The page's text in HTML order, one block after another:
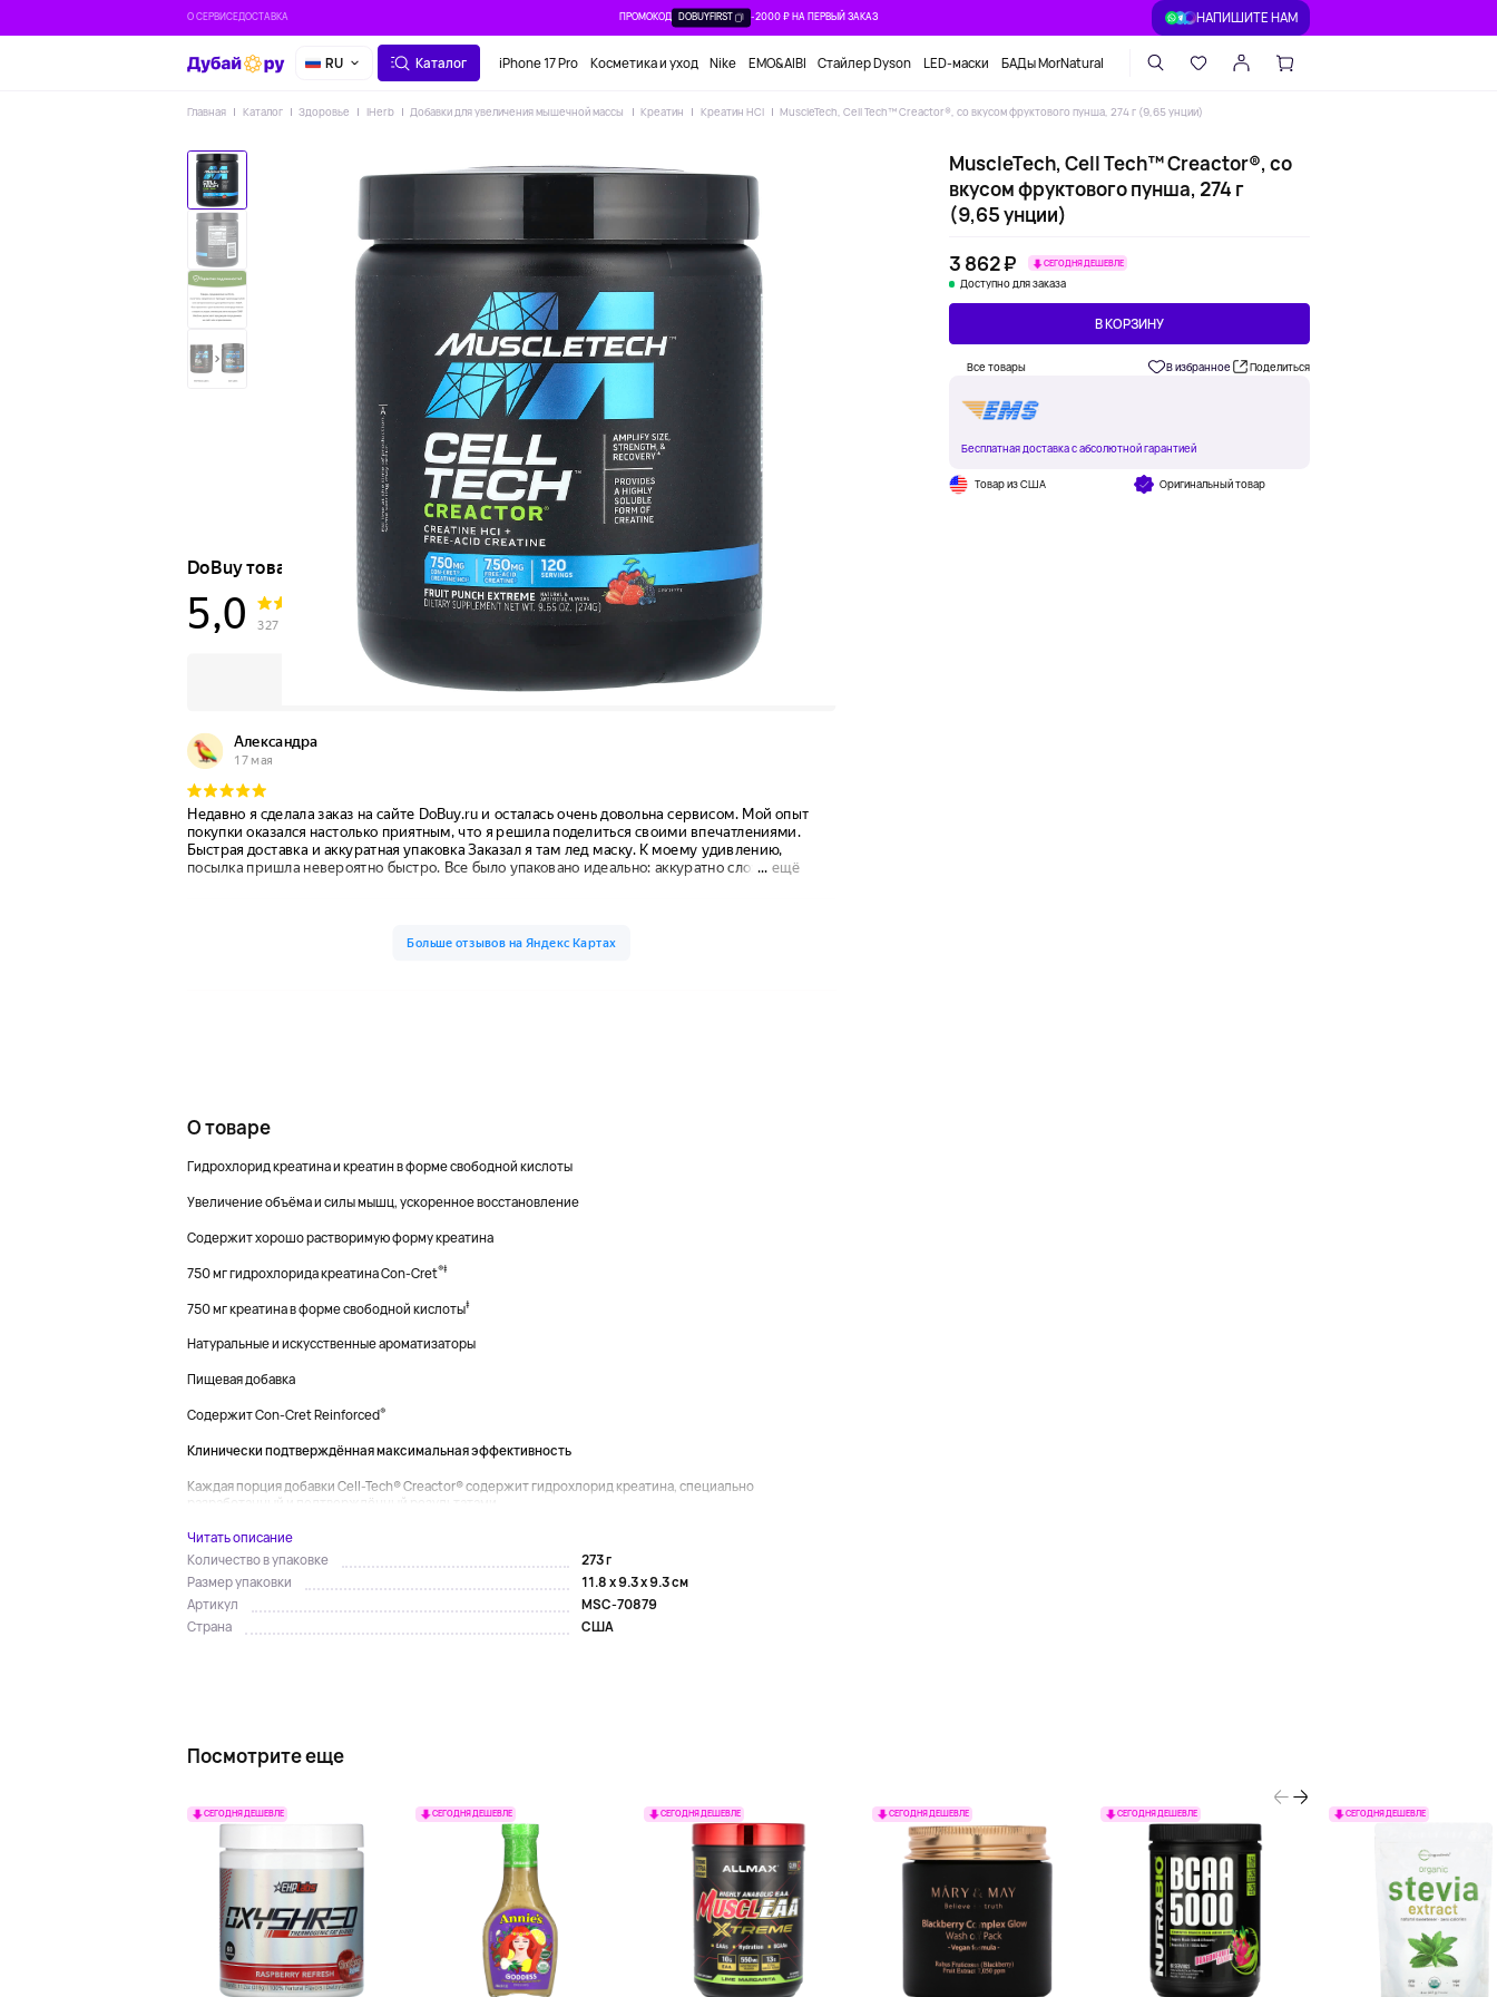
О СЕРВИСЕДОСТАВКА ПРОМОКОД DOBUYFIRST -2000 ₽ НА ПЕРВЫЙ ЗАКАЗ НАПИШИТЕ НАМ
RU Каталог iPhone 17 Pro Косметика и уход Nike EMO&AIBI Стайлер Dyson LED-маски БАДы MorNatural
Главная Каталог Здоровье IHerb Добавки для увеличения мышечной массы Креатин Креатин HCl MuscleTech, Cell Tech™ Creactor®, со вкусом фруктового пунша, 274 г (9,65 унции)
MuscleTech, Cell Tech™ Creactor®, со
вкусом фруктового пунша, 274 г
(9,65 унции)
3 862 ₽
СЕГОДНЯ ДЕШЕВЛЕ
Доступно для заказа
В КОРЗИНУ
Все товары В избранное Поделиться
Бесплатная доставка с абсолютной гарантией
Товар из США Оригинальный товар
О товаре
Гидрохлорид креатина и креатин в форме свободной кислоты
Увеличение объёма и силы мышц, ускоренное восстановление
Содержит хорошо растворимую форму креатина
750 мг гидрохлорида креатина Con-Cret®‡
750 мг креатина в форме свободной кислоты‡
Натуральные и искусственные ароматизаторы
Пищевая добавка
Содержит Con-Cret Reinforced®
Клинически подтверждённая максимальная эффективность
Каждая порция добавки Cell-Tech® Creactor® содержит гидрохлорид креатина, специально
разработанный и подтверждённый результатами...
Читать описание
Количество в упаковке
273 г
Размер упаковки
11.8 x 9.3 x 9.3 см
Артикул
MSC-70879
Страна
США
Посмотрите еще
СЕГОДНЯ ДЕШЕВЛЕ СЕГОДНЯ ДЕШЕВЛЕ СЕГОДНЯ ДЕШЕВЛЕ СЕГОДНЯ ДЕШЕВЛЕ СЕГОДНЯ ДЕШЕВЛЕ СЕГОДНЯ ДЕШЕВЛЕ